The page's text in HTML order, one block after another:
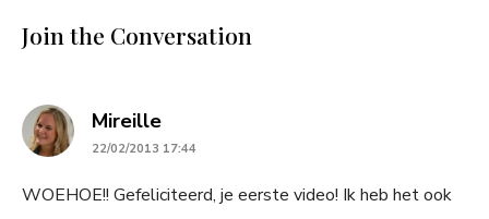
Join the Conversation
Mireillesays:
22/02/2013 17:44
WOEHOE!! Gefeliciteerd, je eerste video! Ik heb het ook